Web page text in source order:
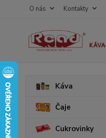
O nás Kontakty
Káva
Čaje
Cukrovinky